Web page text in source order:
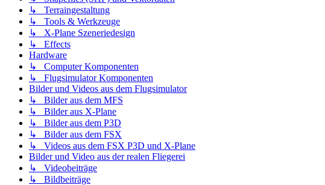
↳ Terraingestaltung
↳ Tools & Werkzeuge
↳ X-Plane Szeneriedesign
↳ Effects
Hardware
↳ Computer Komponenten
↳ Flugsimulator Komponenten
Bilder und Videos aus dem Flugsimulator
↳ Bilder aus dem MFS
↳ Bilder aus X-Plane
↳ Bilder aus dem P3D
↳ Bilder aus dem FSX
↳ Videos aus dem FSX P3D und X-Plane
Bilder und Video aus der realen Fliegerei
↳ Videobeiträge
↳ Bildbeiträge